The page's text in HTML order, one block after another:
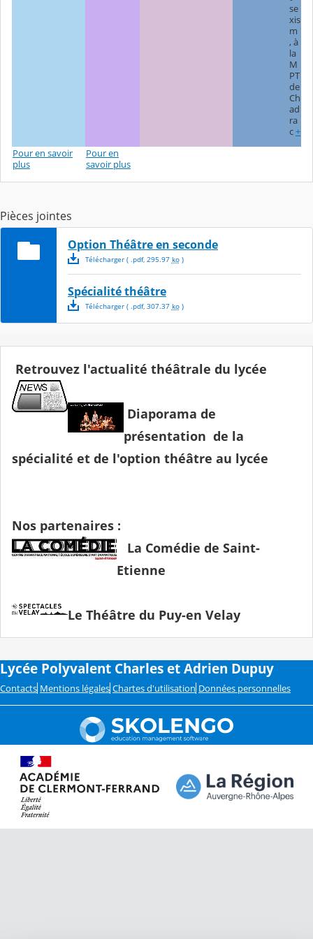
se
xis
m
, à
la
M
PT
de
Ch
ad
ra
c+
Pour en savoir
plus
Pour en
savoir plus
Pièces jointes
Option Théâtre en seconde
Télécharger( .pdf, 295.97 ko)
Spécialité théâtre
Télécharger( .pdf, 307.37 ko)
Retrouvez l'actualité théâtrale du lycée
Diaporama de
présentation de la
spécialité et de l'option théâtre au lycée
Nos partenaires :
La Comédie de Saint-
Etienne
Le Théâtre du Puy-en Velay
Lycée Polyvalent Charles et Adrien Dupuy
Contacts Mentions légales Chartes d'utilisation Données personnelles